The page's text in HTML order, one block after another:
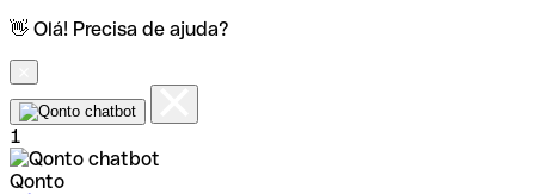
👋 Olá! Precisa de ajuda?
1
Qonto